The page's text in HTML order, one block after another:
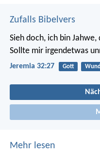
Zufalls Bibelvers
Sieh doch, ich bin
Sollte mir irgendetwas
Jeremia 32:27 Gott
Mehr lesen